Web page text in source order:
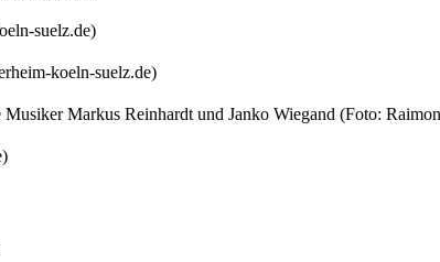
suelz.de)
koeln-suelz.de)
Markus Reinhardt und Janko Wiegand (Foto: